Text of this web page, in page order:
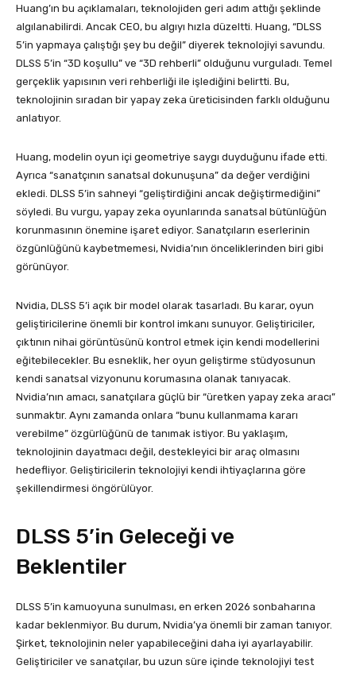
Huang’ın bu açıklamaları, teknolojiden geri adım attığı şeklinde
algılanabilirdi. Ancak CEO, bu algıyı hızla düzeltti. Huang, “DLSS
5’in yapmaya çalıştığı şey bu değil” diyerek teknolojiyi savundu.
DLSS 5’in “3D koşullu” ve “3D rehberli” olduğunu vurguladı. Temel
gerçeklik yapısının veri rehberliği ile işlediğini belirtti. Bu,
teknolojinin sıradan bir yapay zeka üreticisinden farklı olduğunu
anlatıyor.
Huang, modelin oyun içi geometriye saygı duyduğunu ifade etti.
Ayrıca “sanatçının sanatsal dokunuşuna” da değer verdiğini
ekledi. DLSS 5’in sahneyi “geliştirdiğini ancak değiştirmediğini”
söyledi. Bu vurgu, yapay zeka oyunlarında sanatsal bütünlüğün
korunmasının önemine işaret ediyor. Sanatçıların eserlerinin
özgünlüğünü kaybetmemesi, Nvidia’nın önceliklerinden biri gibi
görünüyor.
Nvidia, DLSS 5’i açık bir model olarak tasarladı. Bu karar, oyun
geliştiricilerine önemli bir kontrol imkanı sunuyor. Geliştiriciler,
çıktının nihai görüntüsünü kontrol etmek için kendi modellerini
eğitebilecekler. Bu esneklik, her oyun geliştirme stüdyosunun
kendi sanatsal vizyonunu korumasına olanak tanıyacak.
Nvidia’nın amacı, sanatçılara güçlü bir “üretken yapay zeka aracı”
sunmaktır. Aynı zamanda onlara “bunu kullanmama kararı
verebilme” özgürlüğünü de tanımak istiyor. Bu yaklaşım,
teknolojinin dayatmacı değil, destekleyici bir araç olmasını
hedefliyor. Geliştiricilerin teknolojiyi kendi ihtiyaçlarına göre
şekillendirmesi öngörülüyor.
DLSS 5’in Geleceği ve
Beklentiler
DLSS 5’in kamuoyuna sunulması, en erken 2026 sonbaharına
kadar beklenmiyor. Bu durum, Nvidia’ya önemli bir zaman tanıyor.
Şirket, teknolojinin neler yapabileceğini daha iyi ayarlayabilir.
Geliştiriciler ve sanatçılar, bu uzun süre içinde teknolojiyi test